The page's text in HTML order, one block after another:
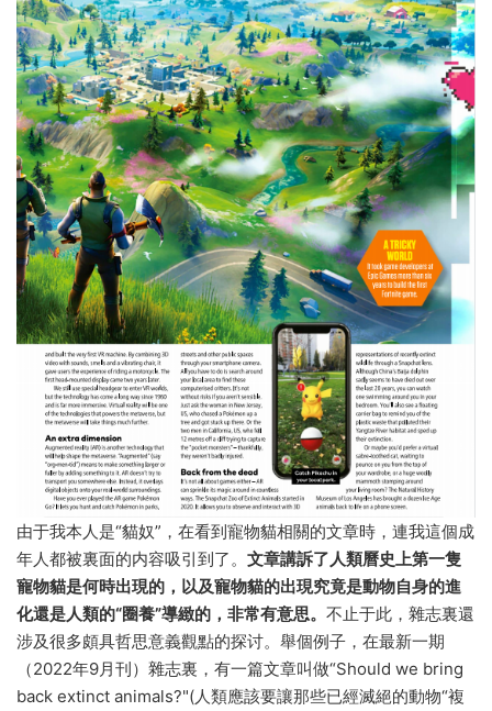
由于我本人是“貓奴”，在看到寵物貓相關的文章時，連我這個成
年人都被裏面的内容吸引到了。 文章講訴了人類曆史上第一隻
寵物貓是何時出現的，以及寵物貓的出現究竟是動物自身的進
化還是人類的“圈養”導緻的，非常有意思。 不止于此，雜志裏還
涉及很多頗具哲思意義觀點的探讨。舉個例子，在最新一期
（2022年9月刊）雜志裏，有一篇文章叫做“Should we bring
back extinct animals?"(人類應該要讓那些已經滅絕的動物“複